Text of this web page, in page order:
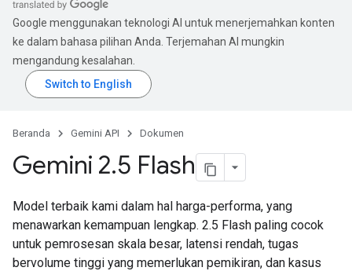
Google menggunakan teknologi AI untuk menerjemahkan konten
ke dalam bahasa pilihan Anda. Terjemahan AI mungkin
mengandung kesalahan.
Beranda Gemini API Dokumen
Gemini 2.5 Flash
Model terbaik kami dalam hal harga-performa, yang
menawarkan kemampuan lengkap. 2.5 Flash paling cocok
untuk pemrosesan skala besar, latensi rendah, tugas
bervolume tinggi yang memerlukan pemikiran, dan kasus